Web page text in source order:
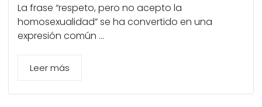
La frase “respeto, pero no acepto la
homosexualidad” se ha convertido en una
expresión común ...
Leer más